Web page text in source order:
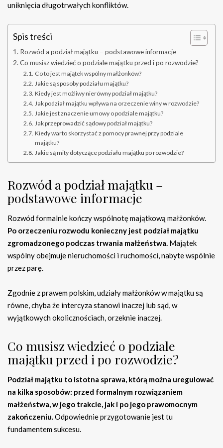
uniknięcia długotrwałych konfliktów.
Spis treści
Rozwód a podział majątku – podstawowe informacje
Co musisz wiedzieć o podziale majątku przed i po rozwodzie?
Co to jest majątek wspólny małżonków?
Jakie są sposoby podziału majątku?
Kiedy jest możliwy nierówny podział majątku?
Jak podział majątku wpływa na orzeczenie winy w rozwodzie?
Jakie jest znaczenie umowy o podziale majątku?
Jak przeprowadzić sądowy podział majątku?
Kiedy warto skorzystać z pomocy prawnej przy podziale
majątku?
Jakie są mity dotyczące podziału majątku po rozwodzie?
Rozwód a podział majątku –
podstawowe informacje
Rozwód formalnie kończy wspólnotę majątkową małżonków.
Po orzeczeniu rozwodu konieczny jest podział majątku
zgromadzonego podczas trwania małżeństwa. Majątek
wspólny obejmuje nieruchomości i ruchomości, nabyte wspólnie
przez parę.
Zgodnie z prawem polskim, udziały małżonków w majątku są
równe, chyba że intercyza stanowi inaczej lub sąd, w
wyjątkowych okolicznościach, orzeknie inaczej.
Co musisz wiedzieć o podziale
majątku przed i po rozwodzie?
Podział majątku to istotna sprawa, którą można uregulować
na kilka sposobów: przed formalnym rozwiązaniem
małżeństwa, w jego trakcie, jak i po jego prawomocnym
zakończeniu.Odpowiednie przygotowanie jest tu
fundamentem sukcesu.